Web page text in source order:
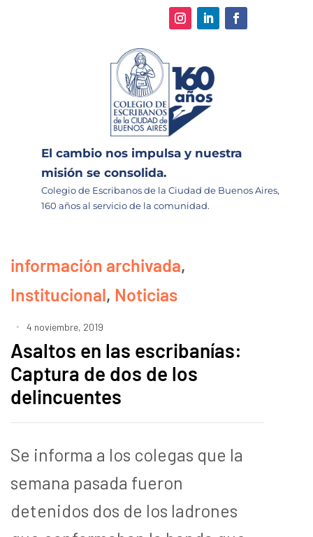
El cambio nos impulsa y nuestra
misión se consolida.
Colegio de Escribanos de la Ciudad de Buenos Aires,
160 años al servicio de la comunidad.
información archivada,
Institucional, Noticias
4 noviembre, 2019
Asaltos en las escribanías:
Captura de dos de los
delincuentes
Se informa a los colegas que la
semana pasada fueron
detenidos dos de los ladrones